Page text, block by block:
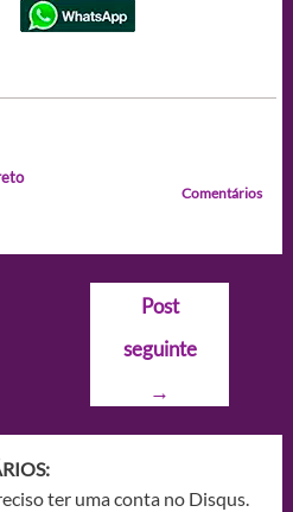
Comentários
Post
seguinte
→
ter uma conta no Disqus.